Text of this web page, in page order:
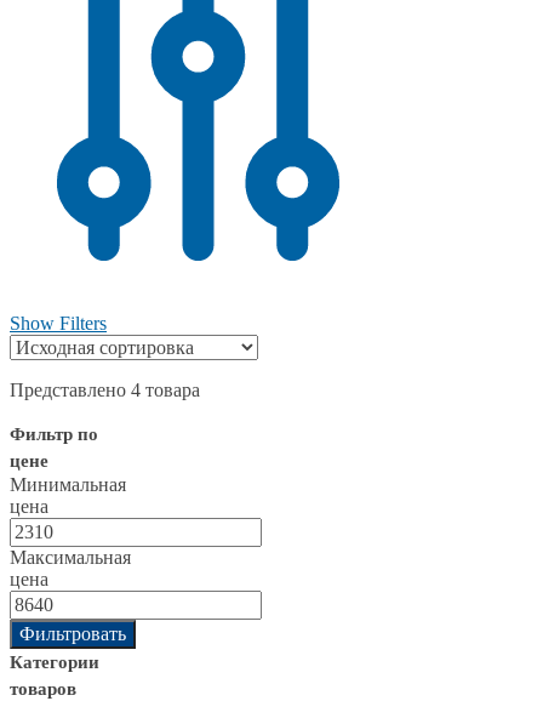
Show Filters
Представлено 4 товара
Фильтр по
цене
Минимальная
цена
Максимальная
цена
Фильтровать
Категории
товаров